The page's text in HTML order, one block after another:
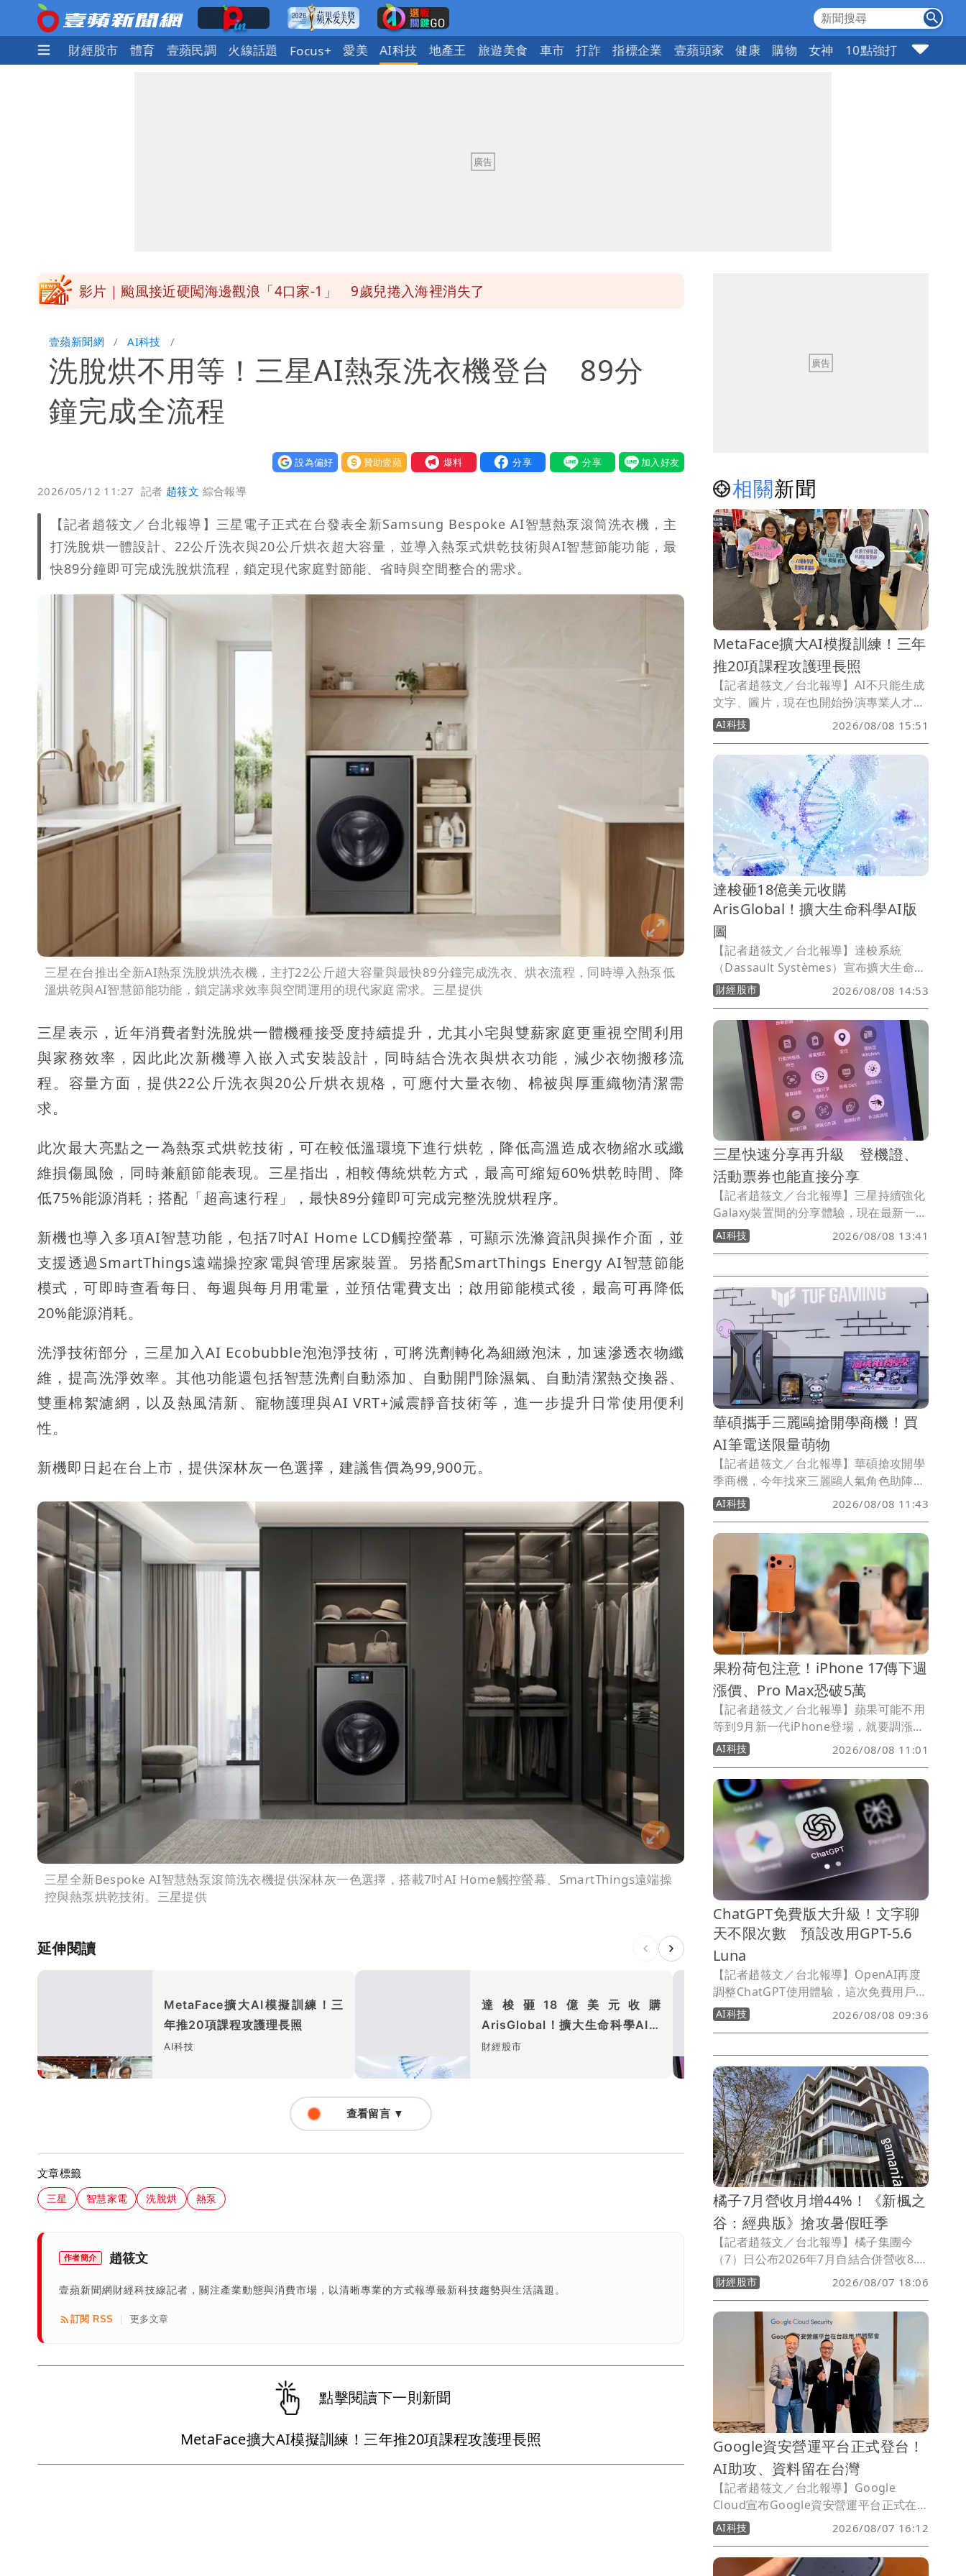
國際 財經股市 體育 壹蘋民調 火線話題 Focus+ 愛美 AI科技 地產王 旅遊美食 車市 打詐 指標企業 壹蘋頭家 健康 購物 女神 10點強打
影片｜颱風接近硬闖海邊觀浪「4口家-1」 9歲兒捲入海裡消失了
柯文哲陪媽媽過父親節 分享「爸爸留給我最重要的一課」
慈濟內部信流出！公開遭騙10億採購過程
白海豚接近「北台灣大雨特報」 氣象署：本島陸警機率低
壹蘋新聞網 AI科技
洗脫烘不用等！三星AI熱泵洗衣機登台 89分
鐘完成全流程
設為偏好 贊助壹蘋 我要爆料
2026/05/12 11:27 記者 趙筱文 綜合報導
【記者趙筱文／台北報導】三星電子正式在台發表全新Samsung Bespoke AI智慧熱泵滾筒洗衣機，主
打洗脫烘一體設計、22公斤洗衣與20公斤烘衣超大容量，並導入熱泵式烘乾技術與AI智慧節能功能，最
快89分鐘即可完成洗脫烘流程，鎖定現代家庭對節能、省時與空間整合的需求。
三星在台推出全新AI熱泵洗脫烘洗衣機，主打22公斤超大容量與最快89分鐘完成洗衣、烘衣流程，同時導入熱泵低
溫烘乾與AI智慧節能功能，鎖定講求效率與空間運用的現代家庭需求。三星提供
三星表示，近年消費者對洗脫烘一體機種接受度持續提升，尤其小宅與雙薪家庭更重視空間利用
與家務效率，因此此次新機導入嵌入式安裝設計，同時結合洗衣與烘衣功能，減少衣物搬移流
程。容量方面，提供22公斤洗衣與20公斤烘衣規格，可應付大量衣物、棉被與厚重織物清潔需
求。
此次最大亮點之一為熱泵式烘乾技術，可在較低溫環境下進行烘乾，降低高溫造成衣物縮水或纖
維損傷風險，同時兼顧節能表現。三星指出，相較傳統烘乾方式，最高可縮短60%烘乾時間、降
低75%能源消耗；搭配「超高速行程」，最快89分鐘即可完成完整洗脫烘程序。
新機也導入多項AI智慧功能，包括7吋AI Home LCD觸控螢幕，可顯示洗滌資訊與操作介面，並
支援透過SmartThings遠端操控家電與管理居家裝置。另搭配SmartThings Energy AI智慧節能
模式，可即時查看每日、每週與每月用電量，並預估電費支出；啟用節能模式後，最高可再降低
20%能源消耗。
洗淨技術部分，三星加入AI Ecobubble泡泡淨技術，可將洗劑轉化為細緻泡沫，加速滲透衣物纖
維，提高洗淨效率。其他功能還包括智慧洗劑自動添加、自動開門除濕氣、自動清潔熱交換器、
雙重棉絮濾網，以及熱風清新、寵物護理與AI VRT+減震靜音技術等，進一步提升日常使用便利
性。
新機即日起在台上市，提供深林灰一色選擇，建議售價為99,900元。
三星全新Bespoke AI智慧熱泵滾筒洗衣機提供深林灰一色選擇，搭載7吋AI Home觸控螢幕、SmartThings遠端操
控與熱泵烘乾技術。三星提供
延伸閱讀
MetaFace擴大AI模擬訓練！三
年推20項課程攻護理長照
AI科技
達梭砸18億美元收購
ArisGlobal！擴大生命科學AI版
圖
財經股市
查看留言 ▼
文章標籤
三星 智慧家電 洗脫烘 熱泵
作者簡介 趙筱文
壹蘋新聞網財經科技線記者，關注產業動態與消費市場，以清晰專業的方式報導最新科技趨勢與生活議題。
訂閱 RSS 更多文章
點擊閱讀下一則新聞
MetaFace擴大AI模擬訓練！三年推20項課程攻護理長照
相關新聞
MetaFace擴大AI模擬訓練！三年
推20項課程攻護理長照
【記者趙筱文／台北報導】AI不只能生成
文字、圖片，現在也開始扮演專業人才的
「陪練員」。由藝人林煒創辦的超級臉股
份有限公司（MetaFace），將AI導入護
理、長照等專業訓練場景，旗下「Sim
Check（預演）」結合AI動作判讀、語音
辨識及即時評估，讓使用者在真正進入第
一線前反覆練習；未來三年更規劃推出20
項專業課程，進一步跨足急救與防災領
域。
AI科技 2026/08/08 15:51
達梭砸18億美元收購
ArisGlobal！擴大生命科學AI版
圖
【記者趙筱文／台北報導】達梭系統
（Dassault Systèmes）宣布擴大生命科
學與AI版圖，已簽署最終協議，計畫以約
18億美元（約台幣540億元）現金收購AI
原生企業級法規遵循平台業者
ArisGlobal，並視未來多年AI相關營收目
標達成情況，額外支付最高2億美元對
價，意味整體交易規模最高可達20億美
財經股市 2026/08/08 14:53
三星快速分享再升級 登機證、
活動票券也能直接分享
【記者趙筱文／台北報導】三星持續強化
Galaxy裝置間的分享體驗，現在最新一波
Quick Share更新還加入Samsung
Wallet支援，也就是說未來用戶除了照
證也能直接透過Quick Share傳送給其他
人，出遊分票、分享票券變得更方便。
AI科技 2026/08/08 13:41
華碩攜手三麗鷗搶開學商機！買
AI筆電送限量萌物
【記者趙筱文／台北報導】華碩搶攻開學
季商機，今年找來三麗鷗人氣角色助陣，
首度攜手Hello Kitty、布丁狗與酷洛米推
出「潮玩AI開學祭」，三大角色不僅換上
限定潮流造型，還抱著迷你ASUS、TUF
Gaming筆電登場。即日起至9月30日購
買指定產品並完成登錄，可獲得限量聯名
絨毛玩偶吊飾，另有機會抽中長榮航空
Hello Kitty彩繪機台北－巴黎雙人來回機
票，價值約10萬元。
AI科技 2026/08/08 11:43
果粉荷包注意！iPhone 17傳下週
漲價、Pro Max恐破5萬
【記者趙筱文／台北報導】蘋果可能不用
等到9月新一代iPhone登場，就要調漲
iPhone 17系列售價！最新爆料指出，蘋
果最快可能在8月10日調整iPhone 17價
格，不過目前尚未有官方消息，實際漲價
機型、幅度與適用市場也都還不明朗。
AI科技 2026/08/08 11:01
ChatGPT免費版大升級！文字聊
天不限次數 預設改用GPT-5.6
Luna
【記者趙筱文／台北報導】OpenAI再度
調整ChatGPT使用體驗，這次免費用戶也
迎來相當有感的升級。OpenAI宣布，
ChatGPT免費版以及入門付費方案Go將
使用上限而自動切換至能力較低的模型；
同時，免費版與Go方案的預設模型也將
從GPT-5.5 Instant升級為GPT-5.6
Luna。
AI科技 2026/08/08 09:36
橘子7月營收月增44%！《新楓之
谷：經典版》搶攻暑假旺季
【記者趙筱文／台北報導】橘子集團今
（7）日公布2026年7月自結合併營收8.5
億元，月增44%、年減10%；累計今年前
7月合併營收52.7億元，較去年同期減少
8%。橘子表示，7月受惠暑期遊戲旺季，
多款主力遊戲陸續推出大型改版及周年活
動，帶動單月營收較6月明顯回升；不
過，由於主力端遊《新楓之谷：經典版》
於7月底才正式推出，使今年與去年暑期
改版時程產生基期差異，單月營收仍呈年
財經股市 2026/08/07 18:06
Google資安營運平台正式登台！
AI助攻、資料留在台灣
【記者趙筱文／台北報導】Google
Cloud宣布Google資安營運平台正式在
Google Cloud台灣雲端區域啟用，主打
安全日誌與分析資料可在台灣本地儲存及
處理，協助企業因應資料落地、法規遵循
AI科技 2026/08/07 16:12